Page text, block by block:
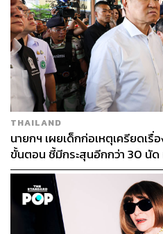
และความผูกพัน
ฉะนั้น ข้อเรียกร้องของประเทศ
สนับสนุนทางด้านงบประ
วิกฤตอากาศ ความยากจน
ขาดแคลนด้านพลังงาน แ
ประเทศ
การมีที่นั่งในสถาบันการเ
ในการกำหนดทิศทางและ
ประเทศฝ่ายใต้ (หรือในค
ตะวันตกทั้งหลาย)
THAILAND
นายกฯ เผยเด็กก่อเหตุเครียดเรื่
ขั้นตอน ชี้มีกระสุนอีกกว่า 30 นัด
สูญเสียเพิ่ม